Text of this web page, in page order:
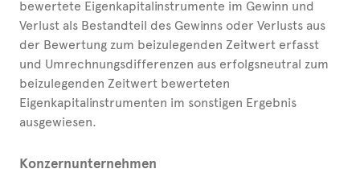
bewertete Eigenkapitalinstrumente im Gewinn und
Verlust als Bestandteil des Gewinns oder Verlusts aus
der Bewertung zum beizulegenden Zeitwert erfasst
und Umrechnungsdifferenzen aus erfolgsneutral zum
beizulegenden Zeitwert bewerteten
Eigenkapitalinstrumenten im sonstigen Ergebnis
ausgewiesen.
Konzernunternehmen